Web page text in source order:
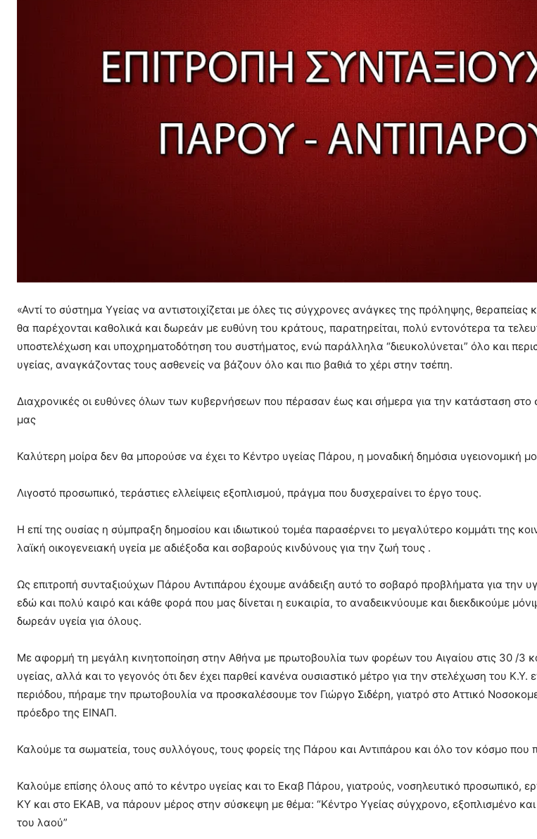
«Αντί το σύστημα Υγείας να αντιστοιχίζεται με όλες τις σύγχρονες ανάγκες της πρόληψης, θεραπείας
θα παρέχονται καθολικά και δωρεάν με ευθύνη του κράτους, παρατηρείται, πολύ εντονότερα τα
υποστελέχωση και υποχρηματοδότηση του συστήματος, ενώ παράλληλα “διευκολύνεται” όλο και
υγείας, αναγκάζοντας τους ασθενείς να βάζουν όλο και πιο βαθιά το χέρι στην τσέπη.
Διαχρονικές οι ευθύνες όλων των κυβερνήσεων που πέρασαν έως και σήμερα για την κατάσταση στο
μας
Καλύτερη μοίρα δεν θα μπορούσε να έχει το Κέντρο υγείας Πάρου, η μοναδική δημόσια υγειονομική
Λιγοστό προσωπικό, τεράστιες ελλείψεις εξοπλισμού, πράγμα που δυσχεραίνει το έργο τους.
Η επί της ουσίας η σύμπραξη δημοσίου και ιδιωτικού τομέα παρασέρνει το μεγαλύτερο κομμάτι της
λαϊκή οικογενειακή υγεία με αδιέξοδα και σοβαρούς κινδύνους για την ζωή τους .
Ως επιτροπή συνταξιούχων Πάρου Αντιπάρου έχουμε ανάδειξη αυτό το σοβαρό προβλήματα για την
εδώ και πολύ καιρό και κάθε φορά που μας δίνεται η ευκαιρία, το αναδεικνύουμε και διεκδικούμε
δωρεάν υγεία για όλους.
Με αφορμή τη μεγάλη κινητοποίηση στην Αθήνα με πρωτοβουλία των φορέων του Αιγαίου στις 30 /3
υγείας, αλλά και το γεγονός ότι δεν έχει παρθεί κανένα ουσιαστικό μέτρο για την στελέχωση του Κ.Υ.
περιόδου, πήραμε την πρωτοβουλία να προσκαλέσουμε τον Γιώργο Σιδέρη, γιατρό στο Αττικό
πρόεδρο της ΕΙΝΑΠ.
Καλούμε τα σωματεία, τους συλλόγους, τους φορείς της Πάρου και Αντιπάρου και όλο τον κόσμο που
Καλούμε επίσης όλους από το κέντρο υγείας και το Εκαβ Πάρου, γιατρούς, νοσηλευτικό προσωπικό,
ΚΥ και στο ΕΚΑΒ, να πάρουν μέρος στην σύσκεψη με θέμα: “Κέντρο Υγείας σύγχρονο, εξοπλισμένο
του λαού”